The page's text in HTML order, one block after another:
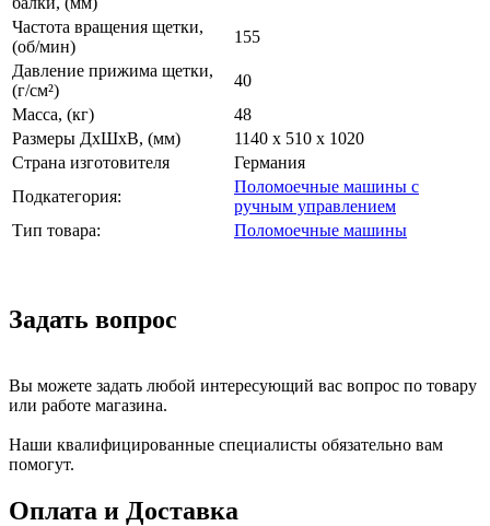
Частота вращения щетки,
(об/мин)
155
Давление прижима щетки,
(г/см²)
40
Масса, (кг)
48
Размеры ДхШхВ, (мм)
1140 х 510 х 1020
Страна изготовителя
Германия
Подкатегория:
Поломоечные машины с
ручным управлением
Тип товара:
Поломоечные машины
Задать вопрос
Вы можете задать любой интересующий вас вопрос по товару
или работе магазина.
Наши квалифицированные специалисты обязательно вам
помогут.
Оплата и Доставка